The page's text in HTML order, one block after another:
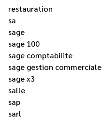
restauration
sa
sage
sage 100
sage comptabilite
sage gestion commerciale
sage x3
salle
sap
sarl